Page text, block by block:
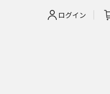
ログイン